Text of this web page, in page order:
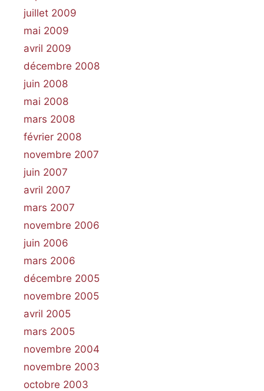
juillet 2009
mai 2009
avril 2009
décembre 2008
juin 2008
mai 2008
mars 2008
février 2008
novembre 2007
juin 2007
avril 2007
mars 2007
novembre 2006
juin 2006
mars 2006
décembre 2005
novembre 2005
avril 2005
mars 2005
novembre 2004
novembre 2003
octobre 2003